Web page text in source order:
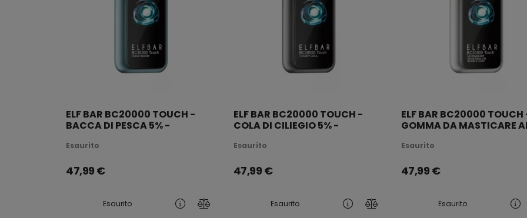
ELF BAR BC20000 TOUCH -
BACCA DI PESCA 5% -
Esaurito
47,99 €
Esaurito
ELF BAR BC20000 TOUCH -
COLA DI CILIEGIO 5% -
Esaurito
47,99 €
Esaurito
ELF BAR BC20000 TOUCH
GOMMA DA MASTICARE
RICARICABILE
Esaurito
47,99 €
Esaurito